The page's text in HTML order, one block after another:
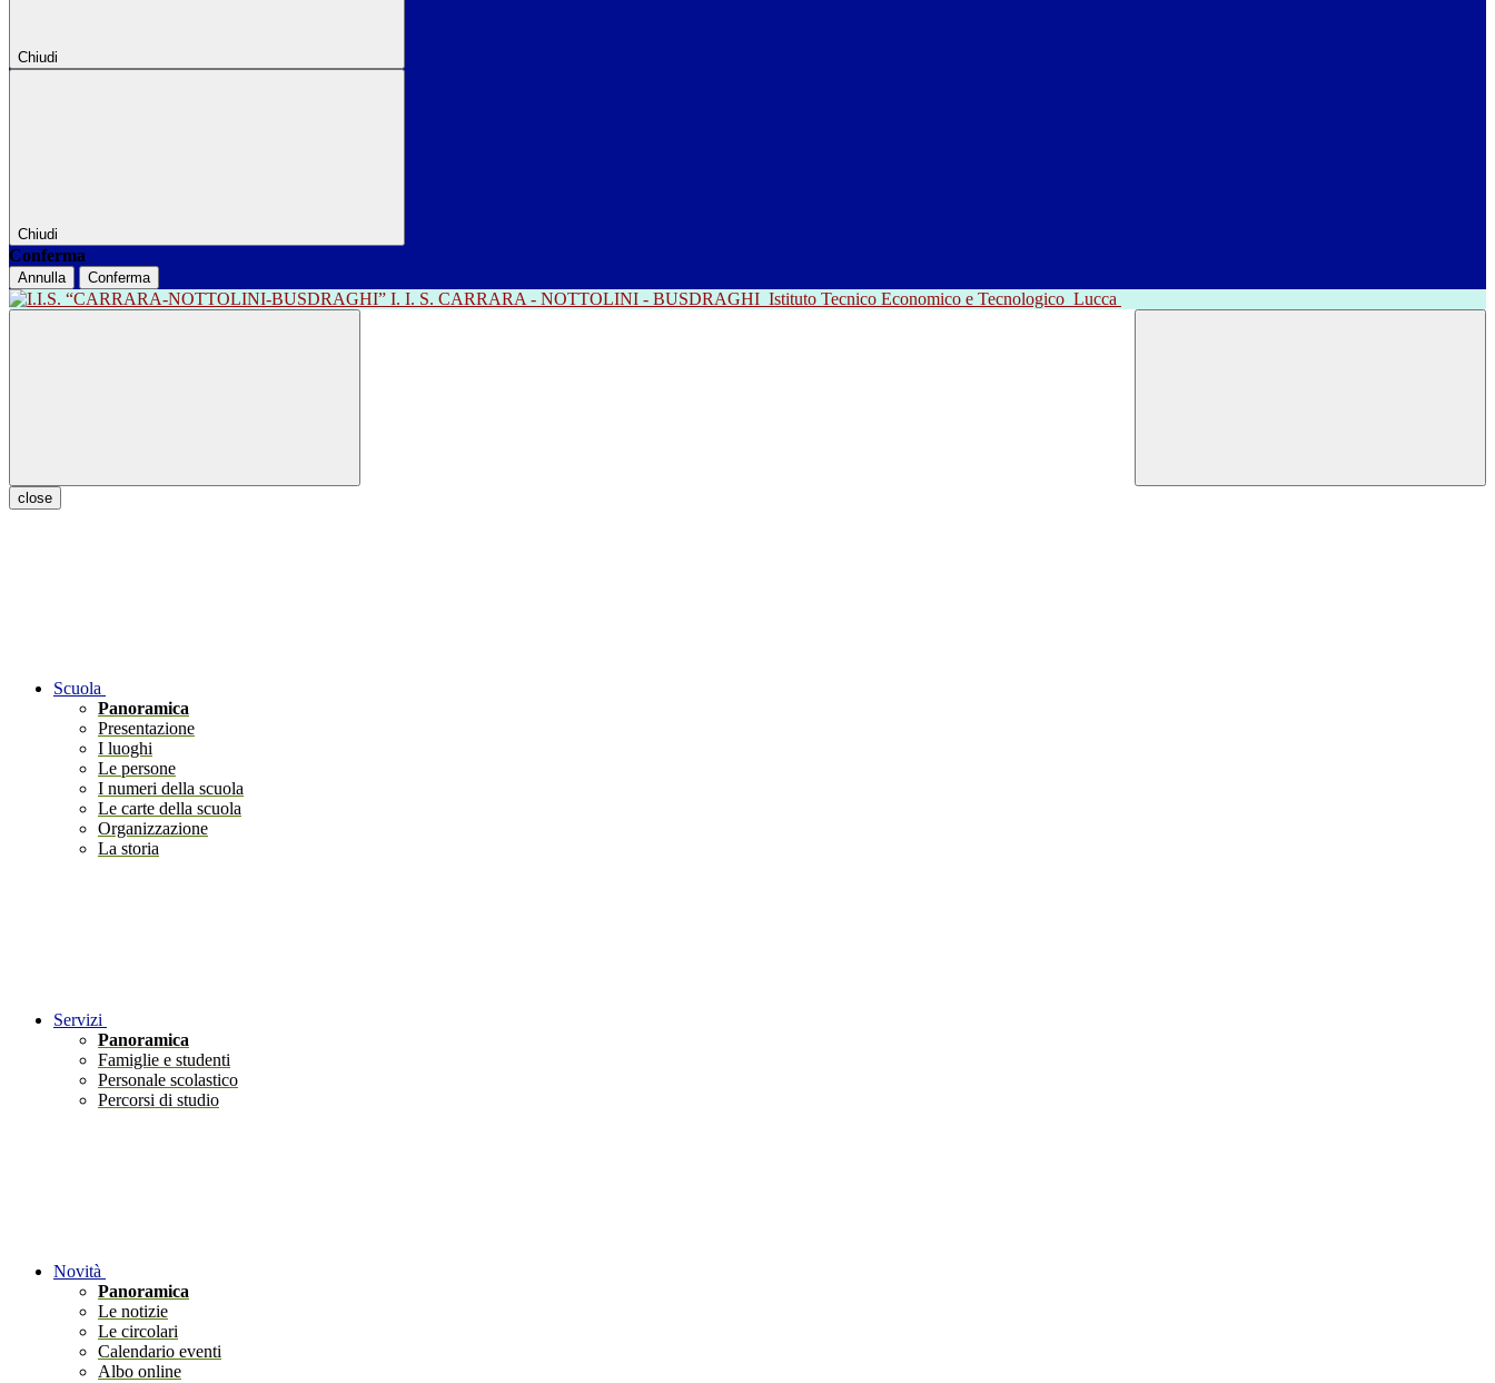
Chiudi
Chiudi
Conferma
Annulla Conferma
I. I. S. CARRARA - NOTTOLINI - BUSDRAGHI Istituto Tecnico Economico e Tecnologico Lucca
close
Scuola
Panoramica
Presentazione
I luoghi
Le persone
I numeri della scuola
Le carte della scuola
Organizzazione
La storia
Servizi
Panoramica
Famiglie e studenti
Personale scolastico
Percorsi di studio
Novità
Panoramica
Le notizie
Le circolari
Calendario eventi
Albo online